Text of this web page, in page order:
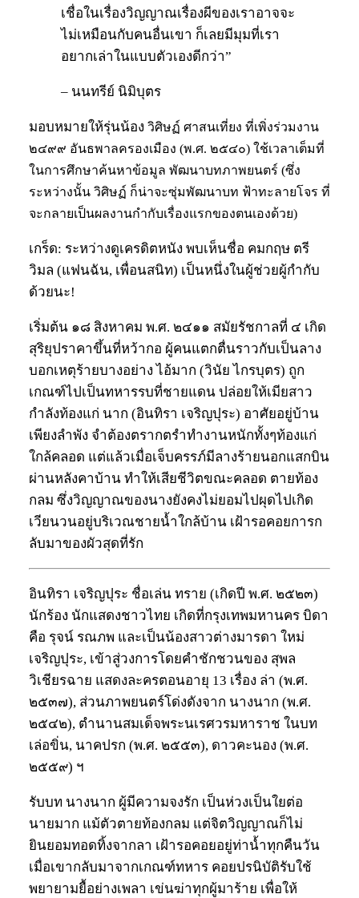
เชื่อในเรื่องวิญญาณเรื่องผีของเราอาจจะ
ไม่เหมือนกับคนอื่นเขา ก็เลยมีมุมที่เรา
อยากเล่าในแบบตัวเองดีกว่า”
– นนทรีย์ นิมิบุตร
มอบหมายให้รุ่นน้อง วิศิษฏ์ ศาสนเที่ยง ที่เพิ่งร่วมงาน
๒๔๙๙ อันธพาลครองเมือง (พ.ศ. ๒๕๔๐) ใช้เวลาเต็มที่
ในการศึกษาค้นหาข้อมูล พัฒนาบทภาพยนตร์ (ซึ่ง
ระหว่างนั้น วิศิษฏ์ ก็น่าจะซุ่มพัฒนาบท ฟ้าทะลายโจร ที่
จะกลายเป็นผลงานกำกับเรื่องแรกของตนเองด้วย)
เกร็ด: ระหว่างดูเครดิตหนัง พบเห็นชื่อ คมกฤษ ตรี
วิมล (แฟนฉัน, เพื่อนสนิท) เป็นหนึ่งในผู้ช่วยผู้กำกับ
ด้วยนะ!
เริ่มต้น ๑๘ สิงหาคม พ.ศ. ๒๔๑๑ สมัยรัชกาลที่ ๔ เกิด
สุริยุปราคาขึ้นที่หว้ากอ ผู้คนแตกตื่นราวกับเป็นลาง
บอกเหตุร้ายบางอย่าง ไอ้มาก (วินัย ไกรบุตร) ถูก
เกณฑ์ไปเป็นทหารรบที่ชายแดน ปล่อยให้เมียสาว
กำลังท้องแก่ นาก (อินทิรา เจริญปุระ) อาศัยอยู่บ้าน
เพียงลำพัง จำต้องตรากตรำทำงานหนักทั้งๆท้องแก่
ใกล้คลอด แต่แล้วเมื่อเจ็บครรภ์มีลางร้ายนอกแสกบิน
ผ่านหลังคาบ้าน ทำให้เสียชีวิตขณะคลอด ตายท้อง
กลม ซึ่งวิญญาณของนางยังคงไม่ยอมไปผุดไปเกิด
เวียนวนอยู่บริเวณชายน้ำใกล้บ้าน เฝ้ารอคอยการก
ลับมาของผัวสุดที่รัก
อินทิรา เจริญปุระ ชื่อเล่น ทราย (เกิดปี พ.ศ. ๒๕๒๓)
นักร้อง นักแสดงชาวไทย เกิดที่กรุงเทพมหานคร บิดา
คือ รุจน์ รณภพ และเป็นน้องสาวต่างมารดา ใหม่
เจริญปุระ, เข้าสู่วงการโดยคำชักชวนของ สุพล
วิเชียรฉาย แสดงละครตอนอายุ 13 เรื่อง ล่า (พ.ศ.
๒๕๓๗), ส่วนภาพยนตร์โด่งดังจาก นางนาก (พ.ศ.
๒๕๔๒), ตำนานสมเด็จพระนเรศวรมหาราช ในบท
เล่อขิ่น, นาคปรก (พ.ศ. ๒๕๕๓), ดาวคะนอง (พ.ศ.
๒๕๕๙) ฯ
รับบท นางนาก ผู้มีความจงรัก เป็นห่วงเป็นใยต่อ
นายมาก แม้ตัวตายท้องกลม แต่จิตวิญญาณก็ไม่
ยินยอมทอดทิ้งจากลา เฝ้ารอคอยอยู่ท่าน้ำทุกคืนวัน
เมื่อเขากลับมาจากเกณฑ์ทหาร คอยปรนิบัติรับใช้
พยายามยื้อย่างเพลา เข่นฆ่าทุกผู้มาร้าย เพื่อให้